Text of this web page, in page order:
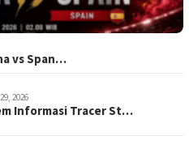
vs Span…
2026
Informasi Tracer St…